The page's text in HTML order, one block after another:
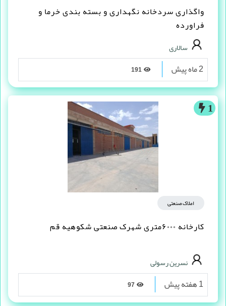
واگذاری سردخانه نگهداری و بسته بندی خرما و
فراورده
سالاری
2 ماه پیش
1
املاک صنعتی
کارخانه ۶۰۰۰متری شهرک صنعتی شکوهیه قم
نسرین رسولی
1 هفته پیش